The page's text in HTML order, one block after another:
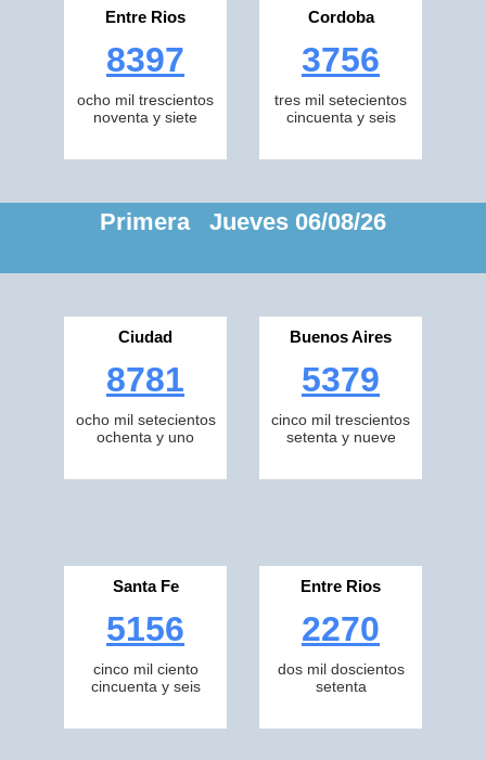
Entre Rios
8397
ocho mil trescientos
noventa y siete
Cordoba
3756
tres mil setecientos
cincuenta y seis
Primera Jueves 06/08/26
Ciudad
8781
ocho mil setecientos
ochenta y uno
Buenos Aires
5379
cinco mil trescientos
setenta y nueve
Santa Fe
5156
cinco mil ciento
cincuenta y seis
Entre Rios
2270
dos mil doscientos
setenta